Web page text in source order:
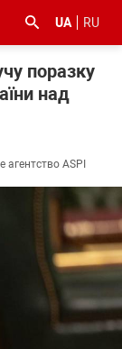
UA RU
поразку
над
агентство ASPI